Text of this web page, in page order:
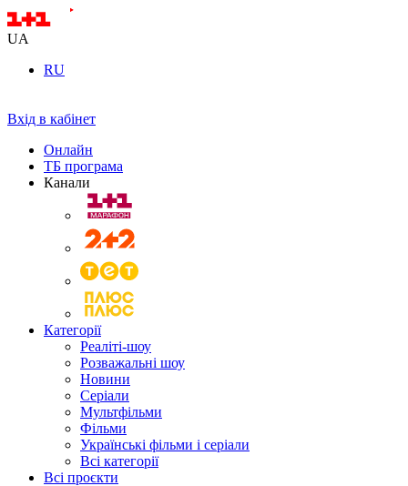
UA
RU
Вхід в кабінет
Онлайн
ТБ програма
Канали
Категорії
Реаліті-шоу
Розважальні шоу
Новини
Серіали
Мультфільми
Фільми
Українські фільми і серіали
Всі категорії
Всі проєкти